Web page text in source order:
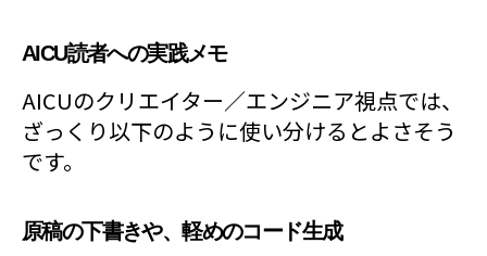
AICU読者への実践メモ
AICUのクリエイター／エンジニア視点では、
ざっくり以下のように使い分けるとよさそう
です。
原稿の下書きや、軽めのコード生成